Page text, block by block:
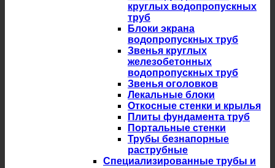
круглых водопропускных
труб
Блоки экрана
водопропускных труб
Звенья круглых
железобетонных
водопропускных труб
Звенья оголовков
Лекальные блоки
Откосные стенки и крылья
Плиты фундамента труб
Портальные стенки
Трубы безнапорные
раструбные
Специализированные трубы и